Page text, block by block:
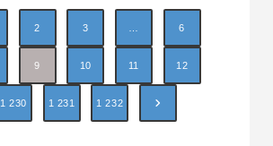
2 3 6
9 10 11 12
1 230 1 231 1 232